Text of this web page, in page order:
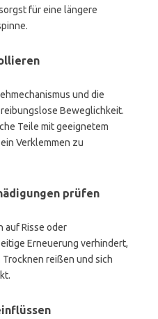
für eine längere
und die
Beweglichkeit.
Teile mit geeignetem
Verklemmen zu
prüfen
auf Risse oder
Erneuerung verhindert,
reißen und sich